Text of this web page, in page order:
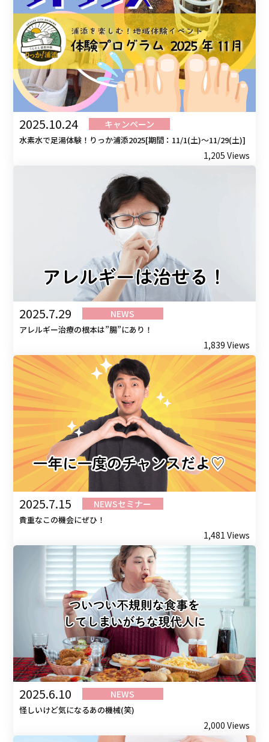
2025.10.24 キャンペーン
水素水で足湯体験！りっか浦添2025[期間：11/1(土)〜11/29(土)]
1,205 Views
2025.7.29 NEWS
アレルギー治療の根本は”腸”にあり！
1,839 Views
2025.7.15 NEWSセミナー
貴重なこの機会にぜひ！
1,481 Views
2025.6.10 NEWS
怪しいけど気になるあの機械(笑)
2,000 Views